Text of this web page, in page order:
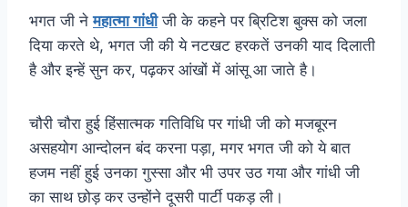
भगत जी नेमहात्मा गांधीजी के कहने पर ब्रिटिश बुक्स को जला
दिया करते थे, भगत जी की ये नटखट हरकतें उनकी याद दिलाती
है और इन्हें सुन कर, पढ़कर आंखों में आंसू आ जाते है।
चौरी चौरा हुई हिंसात्मक गतिविधि पर गांधी जी को मजबूरन
असहयोग आन्दोलन बंद करना पड़ा, मगर भगत जी को ये बात
हजम नहीं हुई उनका गुस्सा और भी उपर उठ गया और गांधी जी
का साथ छोड़ कर उन्होंने दूसरी पार्टी पकड़ ली।